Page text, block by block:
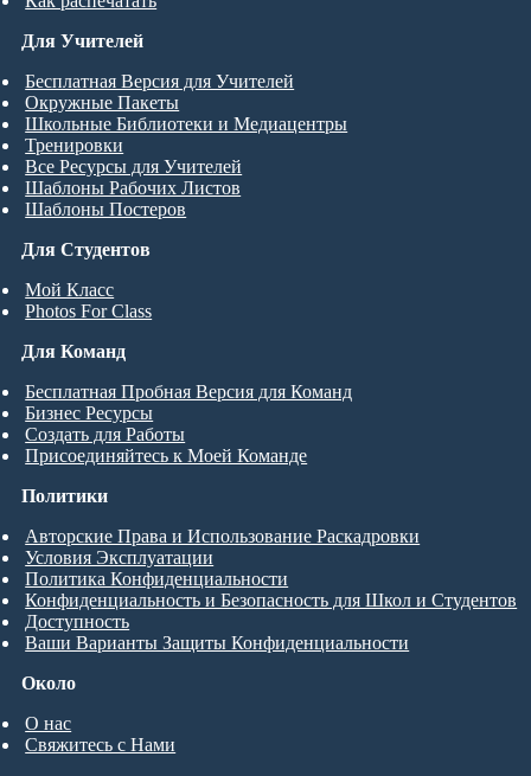
Для Студентов
Мой Класс
Photos For Class
Для Учителей
Бесплатная Версия для Учителей
Окружные Пакеты
Школьные Библиотеки и Медиацентры
Тренировки
Все Ресурсы для Учителей
Шаблоны Рабочих Листов
Шаблоны Постеров
Для Команд
Бесплатная Пробная Версия для Команд
Бизнес Ресурсы
Создать для Работы
Присоединяйтесь к Моей Команде
Около
О нас
Свяжитесь с Нами
Политики
Авторские Права и Использование Раскадровки
Условия Эксплуатации
Политика Конфиденциальности
Конфиденциальность и Безопасность для Школ и Студентов
Доступность
Ваши Варианты Защиты Конфиденциальности